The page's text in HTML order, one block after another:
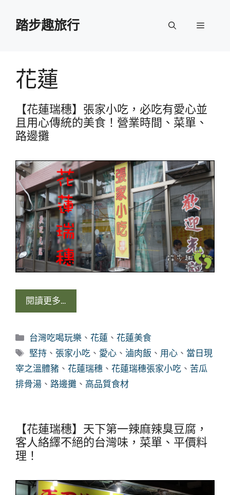
踏步趣旅行 選
花蓮
【花蓮瑞穗】張家小吃，必吃有愛心並
且用心傳統的美食！營業時間、菜單、
路邊攤
閱讀更多…
分
類
台灣吃喝玩樂 、花蓮 、花蓮美食
標
籤
堅持 、 張家小吃 、 愛心 、 滷肉飯 、 用心 、 當日現
宰之溫體豬 、 花蓮瑞穗 、 花蓮瑞穗張家小吃 、 苦瓜
排骨湯 、 路邊攤 、 高品質食材
【花蓮瑞穗】天下第一辣麻辣臭豆腐，
客人絡繹不絕的台灣味，菜單、平價料
理！